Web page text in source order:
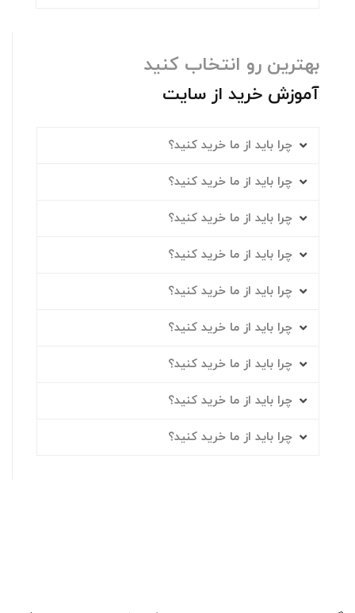
بهترین رو انتخاب کنید
آموزش خرید از سایت
چرا باید از ما خرید کنید؟
چرا باید از ما خرید کنید؟
چرا باید از ما خرید کنید؟
چرا باید از ما خرید کنید؟
چرا باید از ما خرید کنید؟
چرا باید از ما خرید کنید؟
چرا باید از ما خرید کنید؟
چرا باید از ما خرید کنید؟
چرا باید از ما خرید کنید؟